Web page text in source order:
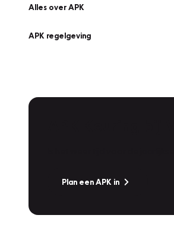
Alles over APK
APK regelgeving
Plan een APK in